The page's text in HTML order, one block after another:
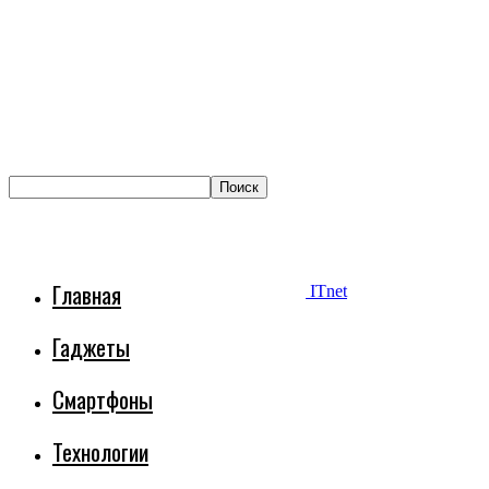
ITnet
Главная
Гаджеты
Смартфоны
Технологии